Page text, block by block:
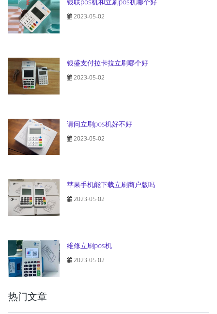
2023-05-02
银盛支付拉卡拉立刷哪个好
2023-05-02
请问立刷pos机好不好
2023-05-02
苹果手机能下载立刷商户版吗
2023-05-02
维修立刷pos机
2023-05-02
热门文章